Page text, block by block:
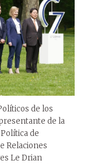
de los
de la
de
Relaciones
Le Drian